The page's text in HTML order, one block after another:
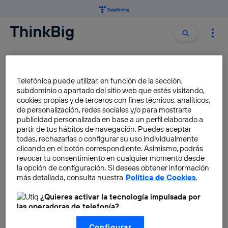
Buscar
Cinco cosas que podrás hacer
gracias a iOS14 que te harán
sentir en el futuro
Diego de la Torre
¿Historia de un hackeo a
Apple? Así se filtró el sistema
Diego de la Torre
Telefónica puede utilizar, en función de la sección,
subdominio o apartado del sitio web que estés visitando,
cookies propias y de terceros con fines técnicos, analíticos,
de personalización, redes sociales y/o para mostrarte
publicidad personalizada en base a un perfil elaborado a
partir de tus hábitos de navegación. Puedes aceptar
todas, rechazarlas o configurar su uso individualmente
clicando en el botón correspondiente. Asimismo, podrás
revocar tu consentimiento en cualquier momento desde
la opción de configuración. Si deseas obtener información
más detallada, consulta nuestra Política de Cookies.
¿Quieres activar la tecnología impulsada por
las operadoras de telefonía?
Nosotros, Telefónica S.A., utilizamos la tecnología Utiq para